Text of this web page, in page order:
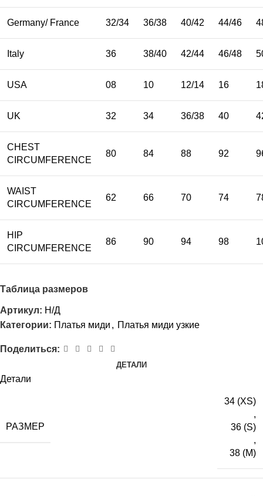
Germany/ France 32/34 36/38 40/42 44/46
Italy 36 38/40 42/44 46/48
USA 08 10 12/14 16
UK 32 34 36/38 40
CHEST
CIRCUMFERENCE
80 84 88 92
WAIST
CIRCUMFERENCE
62 66 70 74
HIP
CIRCUMFERENCE
86 90 94 98
Таблица размеров
Артикул: Н/Д
Категории: Платья миди , Платья миди узкие
Поделиться:
ДЕТАЛИ
Детали
РАЗМЕР
34 (XS)
,
36 (S)
,
38 (M)